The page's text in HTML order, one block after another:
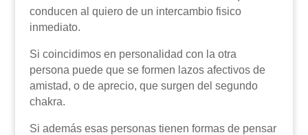
conducen al quiero de un intercambio fisico
inmediato.
Si coincidimos en personalidad con la otra
persona puede que se formen lazos afectivos de
amistad, o de aprecio, que surgen del segundo
chakra.
Si además esas personas tienen formas de pensar